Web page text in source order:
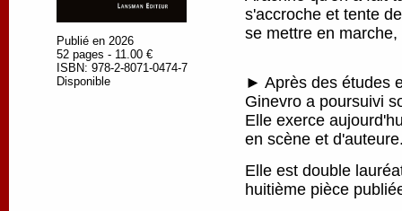
Publié en 2026
52 pages - 11.00 €
ISBN: 978-2-8071-0474-7
Disponible
s'accroche et tente
se mettre en
► Après des études
Ginevro a poursuivi
Elle exerce
en scène et
Elle est double
huitième pièce